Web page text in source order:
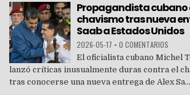
Propagandista cubano
chavismo tras nueva
Saab a Estados Unidos
2026-05-17 • 0 COMENTARIOS
El oficialista cubano Michel
lanzó críticas inusualmente duras contra el
tras conocerse una nueva entrega de Alex Sa...